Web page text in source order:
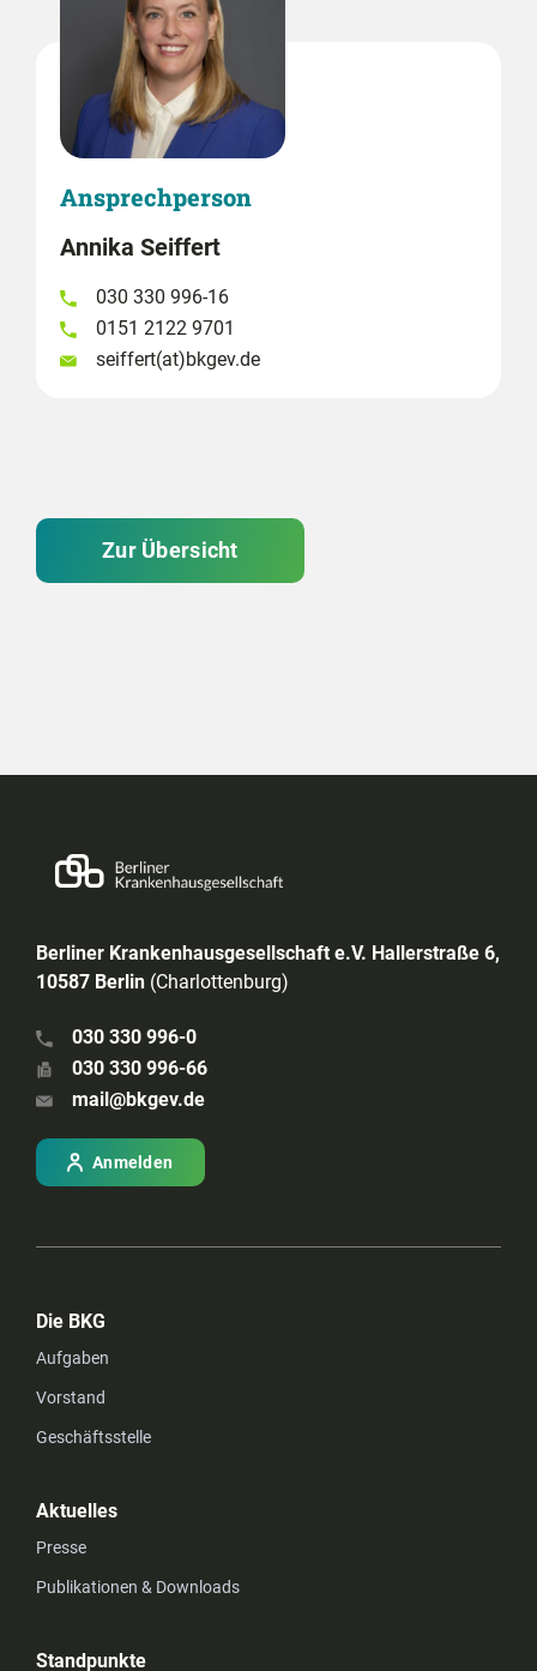
Ansprechperson
Annika Seiffert
030 330 996-16
0151 2122 9701
seiffert(at)bkgev.de
Zur Übersicht
Berliner Krankenhausgesellschaft e.V. Hallerstraße 6,
10587 Berlin (Charlottenburg)
030 330 996-0
030 330 996-66
mail@bkgev.de
Anmelden
Die BKG
Aufgaben
Vorstand
Geschäftsstelle
Aktuelles
Presse
Publikationen & Downloads
Standpunkte